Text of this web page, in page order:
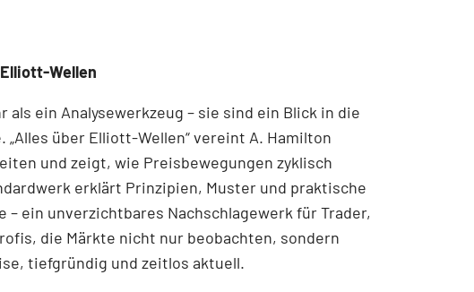
Wellen
als ein Analysewerkzeug – sie sind ein Blick in die
„Alles über Elliott-Wellen“ vereint A. Hamilton
und zeigt, wie Preisbewegungen zyklisch
erklärt Prinzipien, Muster und praktische
– ein unverzichtbares Nachschlagewerk für Trader,
die Märkte nicht nur beobachten, sondern
tiefgründig und zeitlos aktuell.